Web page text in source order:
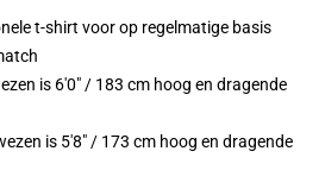
t-shirt voor op regelmatige basis
is 6'0" / 183 cm hoog en dragende
is 5'8" / 173 cm hoog en dragende